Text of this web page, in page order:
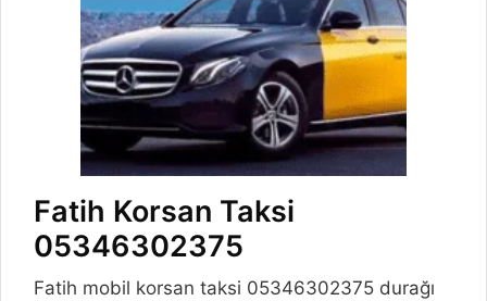
Fatih Korsan Taksi
05346302375
Fatih mobil korsan taksi 05346302375 durağı